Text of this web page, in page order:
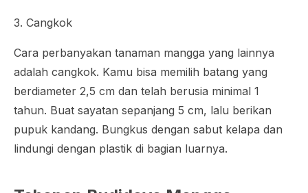
3. Cangkok
Cara perbanyakan tanaman mangga yang lainnya
adalah cangkok. Kamu bisa memilih batang yang
berdiameter 2,5 cm dan telah berusia minimal 1
tahun. Buat sayatan sepanjang 5 cm, lalu berikan
pupuk kandang. Bungkus dengan sabut kelapa dan
lindungi dengan plastik di bagian luarnya.